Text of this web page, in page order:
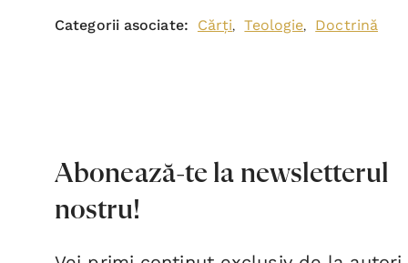
Categorii asociate: Cărți, Teologie, Doctrină
Abonează-te la newsletterul
nostru!